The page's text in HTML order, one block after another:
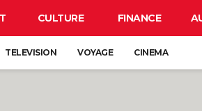
CULTURE FINANCE
TELEVISION VOYAGE CINEMA